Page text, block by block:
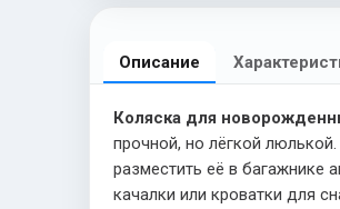
Описание
Коляска для
прочной, но лёгкой
разместить её в багажнике
качалки или кроватки для